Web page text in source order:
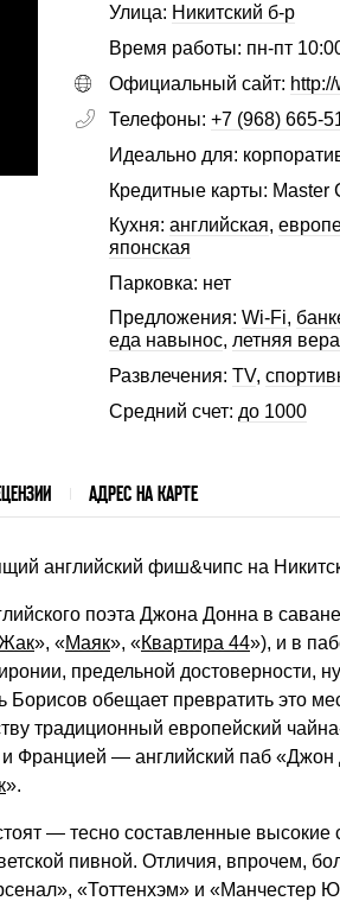
Улица: Никитский б-р
Время работы: пн-пт
Официальный сайт:
Телефоны: +7 (968) 665-
Идеально для:
Кредитные карты: Master
Кухня: английская,
японская
Парковка: нет
Предложения: Wi-Fi,
еда навынос, летняя
Развлечения: TV,
Средний счет: до 1000
АДРЕС НА КАРТЕ
английский фиш&чипс на
поэта Джона Донна в
», «Маяк», «Квартира 44»), и в
предельной достоверности,
Борисов обещает превратить это
традиционный европейский
Францией — английский паб «Джон
».
— тесно составленные высокие
пивной. Отличия, впрочем,
«Тоттенхэм» и «Манчестер